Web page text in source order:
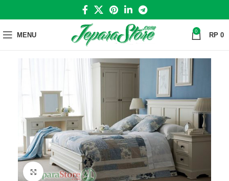
MENU 0 RP 0
Click to enlarge